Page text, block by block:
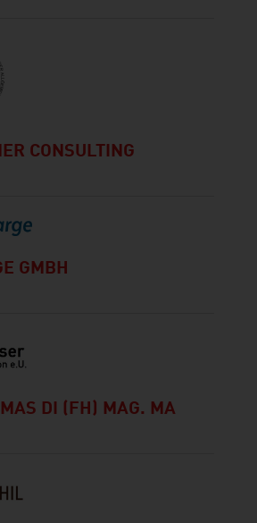
CONSULTING
GMBH
DI (FH) MAG. MA